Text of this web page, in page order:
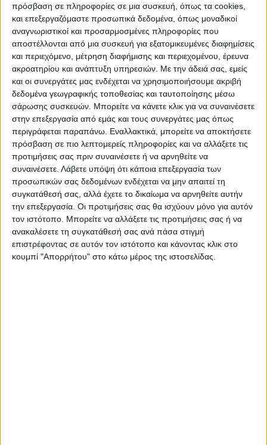
πρόσβαση σε πληροφορίες σε μια συσκευή, όπως τα cookies,
και επεξεργαζόμαστε προσωπικά δεδομένα, όπως μοναδικοί
αναγνωριστικοί και προσαρμοσμένες πληροφορίες που
αποστέλλονται από μια συσκευή για εξατομικευμένες διαφημίσεις
και περιεχόμενο, μέτρηση διαφήμισης και περιεχομένου, έρευνα
ακροατηρίου και ανάπτυξη υπηρεσιών. Με την άδειά σας, εμείς
και οι συνεργάτες μας ενδέχεται να χρησιμοποιήσουμε ακριβή
δεδομένα γεωγραφικής τοποθεσίας και ταυτοποίησης μέσω
σάρωσης συσκευών. Μπορείτε να κάνετε κλικ για να συναινέσετε
στην επεξεργασία από εμάς και τους συνεργάτες μας όπως
περιγράφεται παραπάνω. Εναλλακτικά, μπορείτε να αποκτήσετε
πρόσβαση σε πιο λεπτομερείς πληροφορίες και να αλλάξετε τις
προτιμήσεις σας πριν συναινέσετε ή να αρνηθείτε να
συναινέσετε. Λάβετε υπόψη ότι κάποια επεξεργασία των
προσωπικών σας δεδομένων ενδέχεται να μην απαιτεί τη
συγκατάθεσή σας, αλλά έχετε το δικαίωμα να αρνηθείτε αυτήν
την επεξεργασία. Οι προτιμήσεις σας θα ισχύουν μόνο για αυτόν
τον ιστότοπο. Μπορείτε να αλλάξετε τις προτιμήσεις σας ή να
ανακαλέσετε τη συγκατάθεσή σας ανά πάσα στιγμή
επιστρέφοντας σε αυτόν τον ιστότοπο και κάνοντας κλικ στο
κουμπί "Απορρήτου" στο κάτω μέρος της ιστοσελίδας.
Ακολούθησε την εφημερίδα ΝΕΟΣ
ΑΓΩΝ στο Google News!
Όλες οι εξελίξεις στην περιοχή της
Καρδίτσας και ευρύτερα της Θεσσαλίας
ΠΡΟΗΓΟΥΜΕΝΟ ΑΡΘΡΟ
Δεν υπάρχει ρευστό ούτε για
σπόρους... και καλούνται να
πληρώσουν ΕΝΦΙΑ
Τα μηνύματα Ισραήλ και Ιράν
μετά το χτύπημα στο
Ισφαχάν - Η εκτίμηση των
Αμερικανών